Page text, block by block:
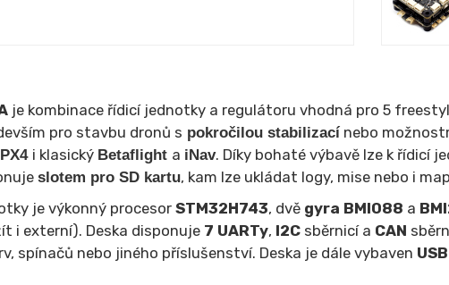
je kombinace řídicí jednotky a regulátoru vhodná pro 5
pro stavbu dronů s pokročilou stabilizací nebo
PX4 i klasický Betaflight a iNav. Díky bohaté výbavě lze k řídicí
slotem pro SD kartu, kam lze ukládat logy, mise nebo i
je výkonný procesor STM32H743, dvě gyra BMI088 a
i externí). Deska disponuje 7 UARTy, I2C sběrnicí a CAN
spínačů nebo jiného příslušenství. Deska je dále vybaven